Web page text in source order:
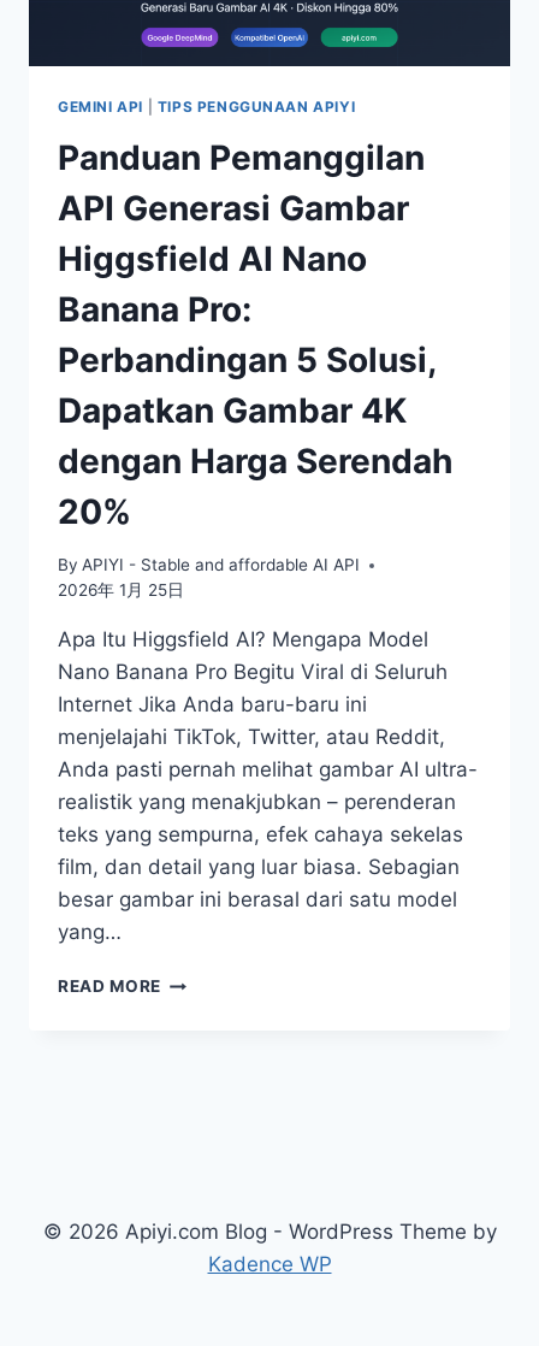
BFL
GEMINI API TIPS PENGGUNAAN APIYI
Panduan Pemanggilan
API Generasi Gambar
Higgsfield AI Nano
Banana Pro:
Perbandingan 5 Solusi,
Dapatkan Gambar 4K
dengan Harga Serendah
20%
By APIYI - Stable and affordable AI API
2026年 1月 25日
Apa Itu Higgsfield AI? Mengapa Model
Nano Banana Pro Begitu Viral di Seluruh
Internet Jika Anda baru-baru ini
menjelajahi TikTok, Twitter, atau Reddit,
Anda pasti pernah melihat gambar AI ultra-
realistik yang menakjubkan – perenderan
teks yang sempurna, efek cahaya sekelas
film, dan detail yang luar biasa. Sebagian
besar gambar ini berasal dari satu model
yang…
READ MORE PANDUAN
PERBANDINGAN
© 2026 Apiyi.com Blog - WordPress Theme by
Kadence WP